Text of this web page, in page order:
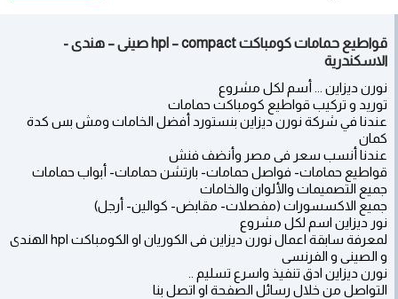
قواطيع حمامات كومباكت hpl – compact صينى – هندى -
الاسكندرية
نورن ديزاين ... أسم لكل مشروع
توريد و تركيب قواطيع كومباكت حمامات
عندنا في شركة نورن ديزاين بنستورد أفضل الخامات ومش بس كدة
كمان
عندنا أنسب سعر فى مصر وأنضف فنش
قواطيع حمامات- فواصل حمامات- بارتشن حمامات- أبواب حمامات
جميع التصميمات والألوان والخامات
جميع الاكسسورات (مفصلات- مقابض- كوالين- أرجل)
نور ديزاين اسم لكل مشروع
لمعرفة سابقة اعمال نورن ديزاين فى الكوريان او الكومباكت hpl الهندى
و الصينى و الفرنسى
نورن ديزاين ادق تنفيذ واسرع تسليم ..
التواصل من خلال رسائل الصفحة او اتصل بنا